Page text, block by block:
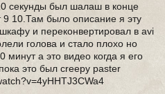
секунды был шалаш в конце
10.Там было описание я эту
и переконвертировал в avi
голова и стало плохо но
а это видео когда я его
это был creepy paster